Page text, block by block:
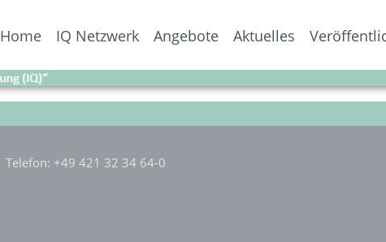
Home IQ Netzwerk Angebote Aktuelles
you’re looking for. Perhaps searching can help.
Telefon: +49 421 32 34 64-0